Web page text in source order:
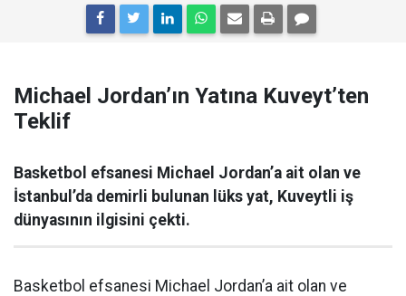
Michael Jordan’ın Yatına Kuveyt’ten
Teklif
Basketbol efsanesi Michael Jordan’a ait olan ve
İstanbul’da demirli bulunan lüks yat, Kuveytli iş
dünyasının ilgisini çekti.
Basketbol efsanesi Michael Jordan’a ait olan ve